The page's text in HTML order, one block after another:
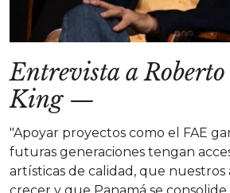
Entrevista a
King—
"Apoyar proyectos como el FAE
futuras generaciones tengan
artísticas de calidad, que nuestros